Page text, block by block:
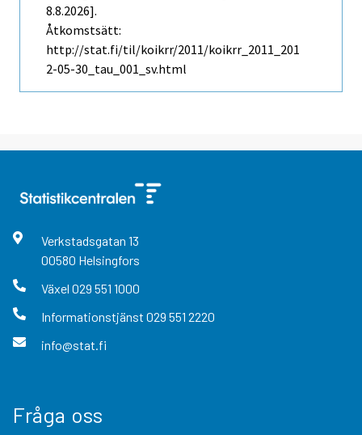
8.8.2026].
Åtkomstsätt:
http://stat.fi/til/koikrr/2011/koikrr_2011_201
2-05-30_tau_001_sv.html
Verkstadsgatan 13
00580 Helsingfors
Växel 029 551 1000
Informationstjänst 029 551 2220
info@stat.fi
Fråga oss